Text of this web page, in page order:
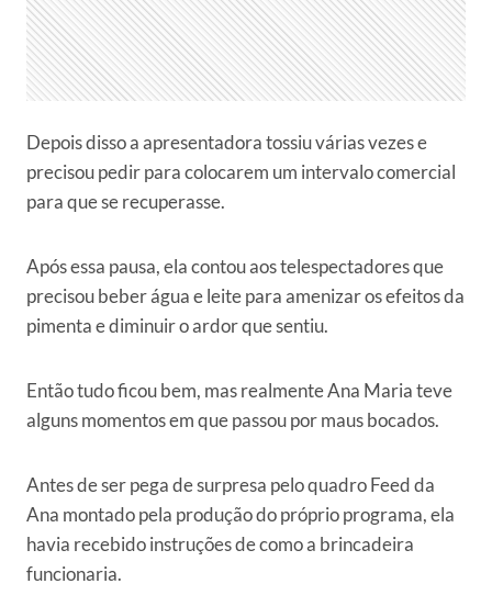
Depois disso a apresentadora tossiu várias vezes e
precisou pedir para colocarem um intervalo comercial
para que se recuperasse.
Após essa pausa, ela contou aos telespectadores que
precisou beber água e leite para amenizar os efeitos da
pimenta e diminuir o ardor que sentiu.
Então tudo ficou bem, mas realmente Ana Maria teve
alguns momentos em que passou por maus bocados.
Antes de ser pega de surpresa pelo quadro Feed da
Ana montado pela produção do próprio programa, ela
havia recebido instruções de como a brincadeira
funcionaria.